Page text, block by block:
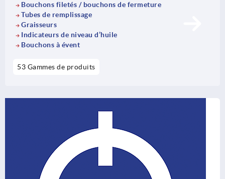
Bouchons filetés / bouchons de fermeture
Tubes de remplissage
Graisseurs
Indicateurs de niveau d’huile
Bouchons à évent
53 Gammes de produits